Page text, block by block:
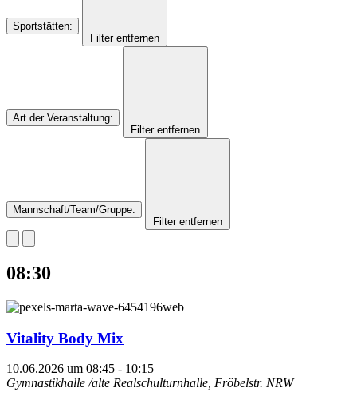
Sportstätten:
Filter entfernen
Art der Veranstaltung:
Filter entfernen
Mannschaft/Team/Gruppe:
Filter entfernen
08:30
Vitality Body Mix
10.06.2026 um 08:45 - 10:15
Gymnastikhalle /alte Realschulturnhalle, Fröbelstr. NRW